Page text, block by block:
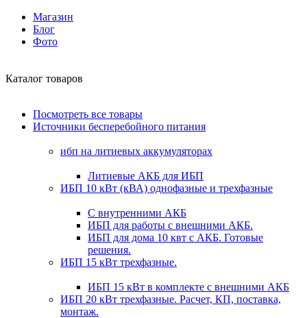
Магазин
Блог
Фото
Каталог товаров
Посмотреть все товары
Источники бесперебойного питания
ибп на литиевых аккумуляторах
Литиевые АКБ для ИБП
ИБП 10 кВт (кВА) однофазные и трехфазные
С внутренними АКБ
ИБП для работы с внешними АКБ.
ИБП для дома 10 квт с АКБ. Готовые
решения.
ИБП 15 кВт трехфазные.
ИБП 15 кВт в комплекте с внешними АКБ
ИБП 20 кВт трехфазные. Расчет, КП, поставка,
монтаж.